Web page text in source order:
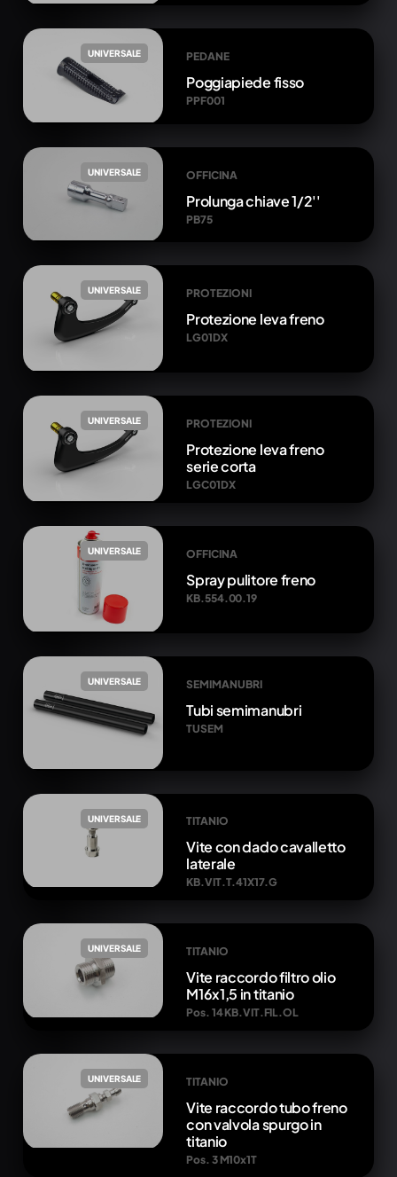
UNIVERSALE PEDANE
Poggiapiede fisso
PPF001
UNIVERSALE OFFICINA
Prolunga chiave 1/2''
PB75
UNIVERSALE PROTEZIONI
Protezione leva freno
LG01DX
UNIVERSALE PROTEZIONI
Protezione leva freno
serie corta
LGC01DX
UNIVERSALE OFFICINA
Spray pulitore freno
KB.554.00.19
UNIVERSALE SEMIMANUBRI
Tubi semimanubri
TUSEM
UNIVERSALE TITANIO
Vite con dado cavalletto
laterale
KB.VIT.T.41X17.G
UNIVERSALE TITANIO
Vite raccordo filtro olio
M16x1,5 in titanio
Pos. 14 KB.VIT.FIL.OL
UNIVERSALE TITANIO
Vite raccordo tubo freno
con valvola spurgo in
titanio
Pos. 3 M10x1T